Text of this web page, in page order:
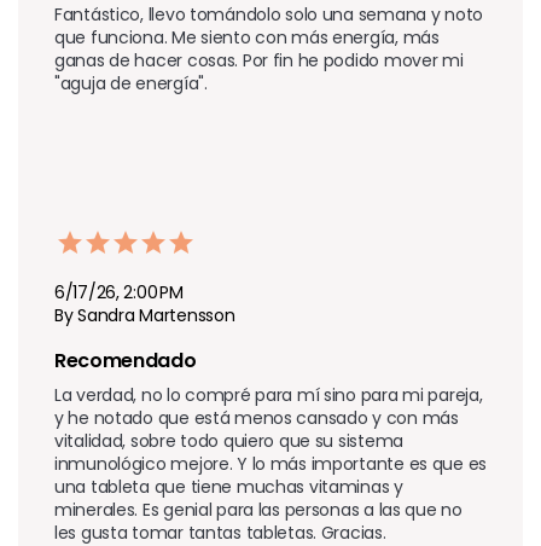
Fantástico, llevo tomándolo solo una semana y noto
que funciona. Me siento con más energía, más
ganas de hacer cosas. Por fin he podido mover mi
"aguja de energía".
6/17/26, 2:00 PM
By Sandra Martensson
Recomendado
La verdad, no lo compré para mí sino para mi pareja,
y he notado que está menos cansado y con más
vitalidad, sobre todo quiero que su sistema
inmunológico mejore. Y lo más importante es que es
una tableta que tiene muchas vitaminas y
minerales. Es genial para las personas a las que no
les gusta tomar tantas tabletas. Gracias.